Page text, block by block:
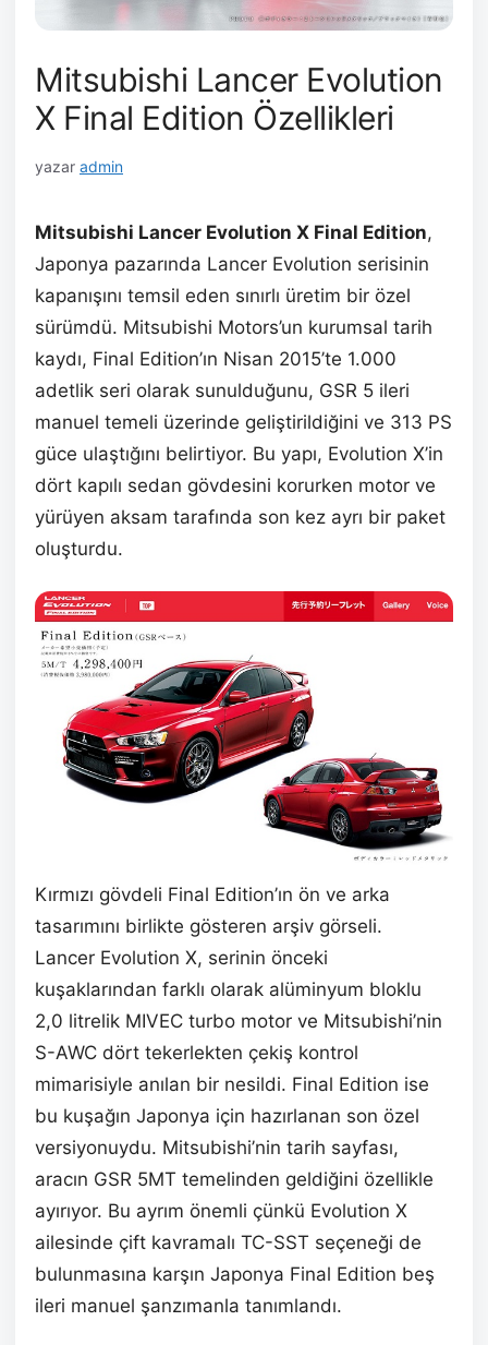
Mitsubishi Lancer Evolution
X Final Edition Özellikleri
yazar admin
Mitsubishi Lancer Evolution X Final Edition,
Japonya pazarında Lancer Evolution serisinin
kapanışını temsil eden sınırlı üretim bir özel
sürümdü. Mitsubishi Motors’un kurumsal tarih
kaydı, Final Edition’ın Nisan 2015’te 1.000
adetlik seri olarak sunulduğunu, GSR 5 ileri
manuel temeli üzerinde geliştirildiğini ve 313 PS
güce ulaştığını belirtiyor. Bu yapı, Evolution X’in
dört kapılı sedan gövdesini korurken motor ve
yürüyen aksam tarafında son kez ayrı bir paket
oluşturdu.
Kırmızı gövdeli Final Edition’ın ön ve arka
tasarımını birlikte gösteren arşiv görseli.
Lancer Evolution X, serinin önceki
kuşaklarından farklı olarak alüminyum bloklu
2,0 litrelik MIVEC turbo motor ve Mitsubishi’nin
S-AWC dört tekerlekten çekiş kontrol
mimarisiyle anılan bir nesildi. Final Edition ise
bu kuşağın Japonya için hazırlanan son özel
versiyonuydu. Mitsubishi’nin tarih sayfası,
aracın GSR 5MT temelinden geldiğini özellikle
ayırıyor. Bu ayrım önemli çünkü Evolution X
ailesinde çift kavramalı TC-SST seçeneği de
bulunmasına karşın Japonya Final Edition beş
ileri manuel şanzımanla tanımlandı.